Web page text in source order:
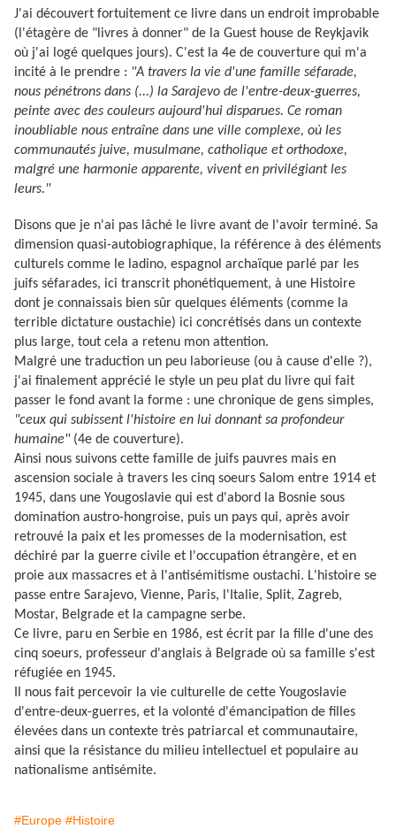
J'ai découvert fortuitement ce livre dans un endroit improbable
(l'étagère de "livres à donner" de la Guest house de Reykjavik
où j'ai logé quelques jours). C'est la 4e de couverture qui m'a
incité à le prendre : "A travers la vie d'une famille séfarade,
nous pénétrons dans (...) la Sarajevo de l'entre-deux-guerres,
peinte avec des couleurs aujourd'hui disparues. Ce roman
inoubliable nous entraîne dans une ville complexe, où les
communautés juive, musulmane, catholique et orthodoxe,
malgré une harmonie apparente, vivent en privilégiant les
leurs."
Disons que je n'ai pas lâché le livre avant de l'avoir terminé. Sa
dimension quasi-autobiographique, la référence à des éléments
culturels comme le ladino, espagnol archaïque parlé par les
juifs séfarades, ici transcrit phonétiquement, à une Histoire
dont je connaissais bien sûr quelques éléments (comme la
terrible dictature oustachie) ici concrétisés dans un contexte
plus large, tout cela a retenu mon attention.
Malgré une traduction un peu laborieuse (ou à cause d'elle ?),
j'ai finalement apprécié le style un peu plat du livre qui fait
passer le fond avant la forme : une chronique de gens simples,
"ceux qui subissent l'histoire en lui donnant sa profondeur
humaine" (4e de couverture).
Ainsi nous suivons cette famille de juifs pauvres mais en
ascension sociale à travers les cinq soeurs Salom entre 1914 et
1945, dans une Yougoslavie qui est d'abord la Bosnie sous
domination austro-hongroise, puis un pays qui, après avoir
retrouvé la paix et les promesses de la modernisation, est
déchiré par la guerre civile et l'occupation étrangère, et en
proie aux massacres et à l'antisémitisme oustachi. L'histoire se
passe entre Sarajevo, Vienne, Paris, l'Italie, Split, Zagreb,
Mostar, Belgrade et la campagne serbe.
Ce livre, paru en Serbie en 1986, est écrit par la fille d'une des
cinq soeurs, professeur d'anglais à Belgrade où sa famille s'est
réfugiée en 1945.
Il nous fait percevoir la vie culturelle de cette Yougoslavie
d'entre-deux-guerres, et la volonté d'émancipation de filles
élevées dans un contexte très patriarcal et communautaire,
ainsi que la résistance du milieu intellectuel et populaire au
nationalisme antisémite.
#Europe #Histoire